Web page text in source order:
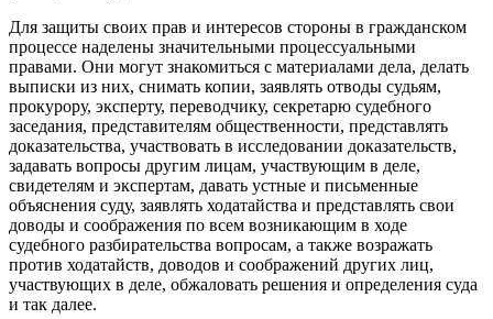
Для защиты своих прав и интересов стороны в гражданском
процессе наделены значительными процессуальными
правами. Они могут знакомиться с материалами дела, делать
выписки из них, снимать копии, заявлять отводы судьям,
прокурору, эксперту, переводчику, секретарю судебного
заседания, представителям общественности, представлять
доказательства, участвовать в исследовании доказательств,
задавать вопросы другим лицам, участвующим в деле,
свидетелям и экспертам, давать устные и письменные
объяснения суду, заявлять ходатайства и представлять свои
доводы и соображения по всем возникающим в ходе
судебного разбирательства вопросам, а также возражать
против ходатайств, доводов и соображений других лиц,
участвующих в деле, обжаловать решения и определения суда
и так далее.